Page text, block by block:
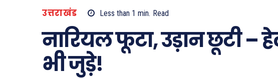
उत्तराखंड Less than 1 min. Read
नारियल फूटा, उड़ान छूटी –
भी जुड़े!